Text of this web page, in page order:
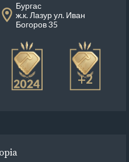
Бургас
ж.к. Лазур ул. Иван
Богоров 35
+2